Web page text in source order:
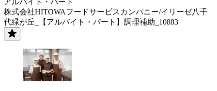
株式会社HITOWAフードサービスカンパニー/イリーゼ八千
代緑が丘_【アルバイト・パート】調理補助_10883